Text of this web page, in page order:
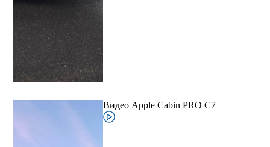
Видео Apple Cabin PRO C7